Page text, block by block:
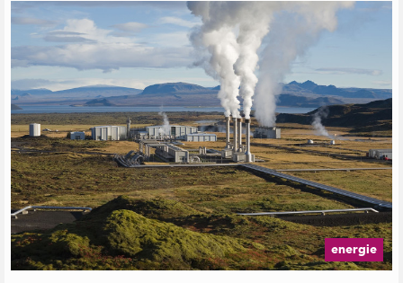
o
w
n
T
o
E
a
r
t
h
M
a
g
a
z
i
e
a
e
e
d
e
b
energie